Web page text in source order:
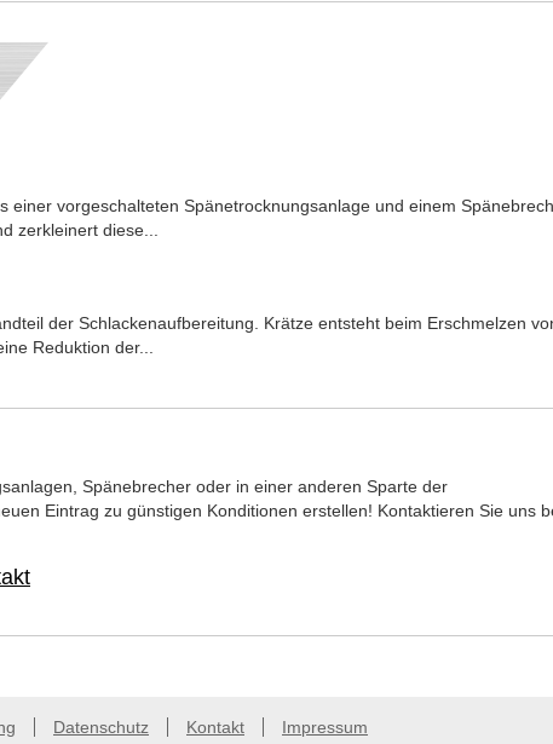
einer vorgeschalteten Spänetrocknungsanlage und einem
zerkleinert diese...
der Schlackenaufbereitung. Krätze entsteht beim Erschmelzen
Reduktion der...
Spänebrecher oder in einer anderen Sparte der
Eintrag zu günstigen Konditionen erstellen! Kontaktieren Sie uns
Datenschutz Kontakt Impressum